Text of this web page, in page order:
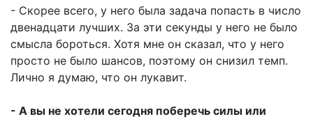
- Скорее всего, у него была задача попасть в число
двенадцати лучших. За эти секунды у него не было
смысла бороться. Хотя мне он сказал, что у него
просто не было шансов, поэтому он снизил темп.
Лично я думаю, что он лукавит.
- А вы не хотели сегодня поберечь силы или